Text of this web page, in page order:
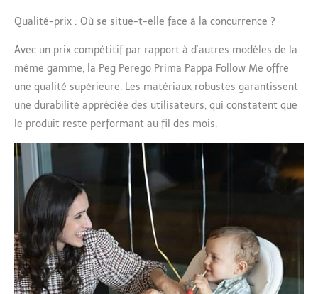
Qualité-prix : Où se situe-t-elle face à la concurrence ?
Avec un prix compétitif par rapport à d’autres modèles de la
même gamme, la Peg Perego Prima Pappa Follow Me offre
une qualité supérieure. Les matériaux robustes garantissent
une durabilité appréciée des utilisateurs, qui constatent que
le produit reste performant au fil des mois.